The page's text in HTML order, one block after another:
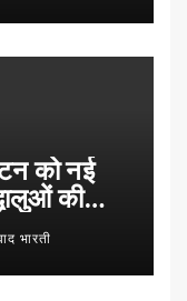
को नई
की
भारती